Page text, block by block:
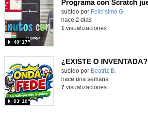
Contenido educativo.
subido por Felicisimo G.
40′ 17″
hace 2 dias
1 visualizaciones
¿EXISTE O INVENTADA?
Contenido educativo.
subido por Beatriz B.
03′ 10″
hace una semana
7visualizaciones